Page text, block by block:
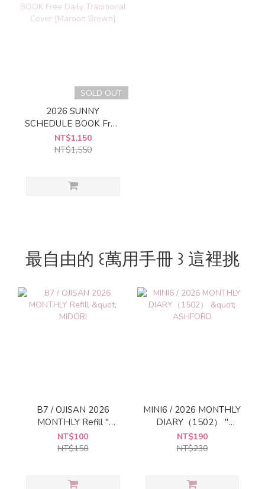
SOLD OUT
2026 SUNNY
SCHEDULE BOOK Free
Daily Traditional Cover
[Maroon Brown]
NT$1,150
NT$1,550
最自由的 ꒰萬用手冊 ꒱ 這裡挑
B7 / OJISAN 2026
MONTHLY Refill "
MIDORI
NT$100
NT$150
MINI6 / 2026 MONTHLY
DIARY（1502） "
ASHFORD
NT$190
NT$230